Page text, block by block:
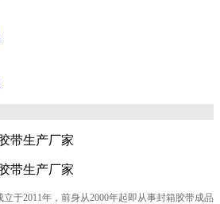
带生产厂家
带生产厂家
于2011年，前身从2000年起即从事封箱胶带成品